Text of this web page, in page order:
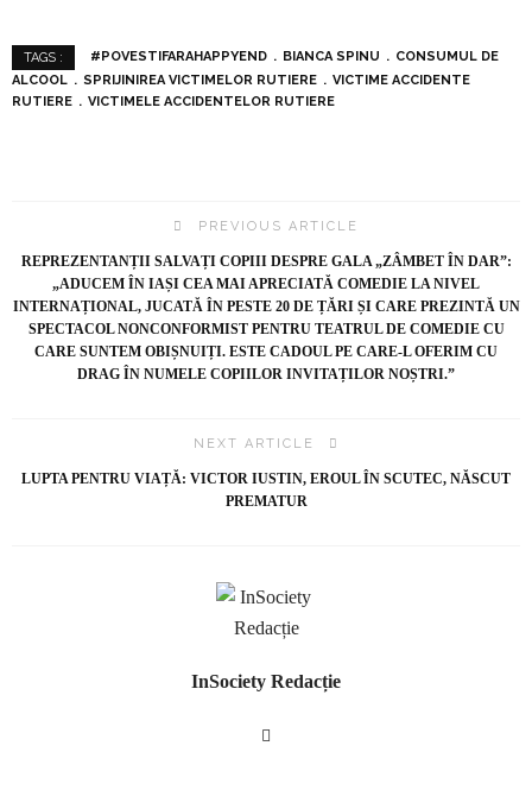
TAGS : #POVESTIFARAHAPPYEND BIANCA SPINU
CONSUMUL DE
ALCOOL
SPRIJINIREA VICTIMELOR RUTIERE
VICTIME ACCIDENTE
RUTIERE
VICTIMELE ACCIDENTELOR RUTIERE
PREVIOUS ARTICLE
REPREZENTANȚII SALVAȚI COPIII DESPRE GALA „ZÂMBET ÎN DAR”:
„ADUCEM ÎN IAȘI CEA MAI APRECIATĂ COMEDIE LA NIVEL
INTERNAȚIONAL, JUCATĂ ÎN PESTE 20 DE ȚĂRI ȘI CARE PREZINTĂ UN
SPECTACOL NONCONFORMIST PENTRU TEATRUL DE COMEDIE CU
CARE SUNTEM OBIȘNUIȚI. ESTE CADOUL PE CARE-L OFERIM CU
DRAG ÎN NUMELE COPIILOR INVITAȚILOR NOȘTRI.”
NEXT ARTICLE
LUPTA PENTRU VIAȚĂ: VICTOR IUSTIN, EROUL ÎN SCUTEC, NĂSCUT
PREMATUR
InSociety Redacție